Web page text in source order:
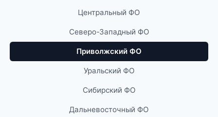
Центральный ФО
Северо-Западный ФО
Приволжский ФО
Уральский ФО
Сибирский ФО
Дальневосточный ФО